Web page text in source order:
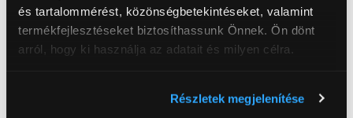
és tartalommérést, közönségbetekintéseket, valamint
termékfejlesztéseket biztosíthassunk Önnek. Ön dönt
arról, hogy ki használja az adatait és milyen célra.
Részletek megjelenítése
Apple iPhone 16 128GB
Apple iPhone 16 128GB
(MYE93HX/A)